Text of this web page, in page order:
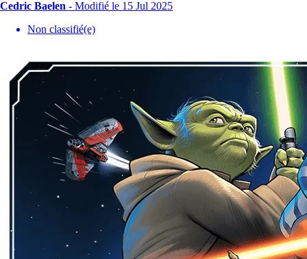
Cedric Baelen - Modifié le 15 Jul 2025
Non classifié(e)